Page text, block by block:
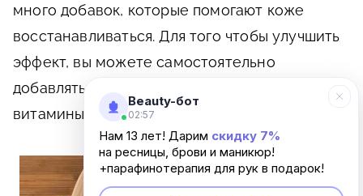
много добавок, которые помогают коже
восстанавливаться. Для того чтобы улучшить
эффект, вы можете самостоятельно
добавлять в парафиновые ванночки
витамины, масла, сыворотки и экстракты.
Beauty-бот
02:57
Нам 13 лет! Дарим скидку 7%
на ресницы, брови и маникюр!
+парафинотерапия для рук в подарок!